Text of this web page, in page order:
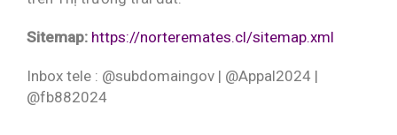
Sitemap: https://norteremates.cl/sitemap.xml
Inbox tele : @subdomaingov | @Appal2024 |
@fb882024